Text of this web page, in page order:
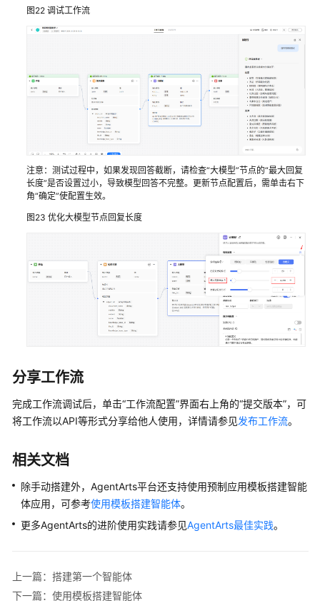
图22 调试工作流
注意：测试过程中，如果发现回答截断，请检查“大模型”节点的“最大回复
长度”是否设置过小，导致模型回答不完整。更新节点配置后，需单击右下
角“确定”使配置生效。
图23 优化大模型节点回复长度
分享工作流
完成工作流调试后，单击“工作流配置”界面右上角的“提交版本”，可
将工作流以API等形式分享给他人使用，详情请参见发布工作流。
相关文档
除手动搭建外，AgentArts平台还支持使用预制应用模板搭建智能
体应用，可参考使用模板搭建智能体。
更多AgentArts的进阶使用实践请参见AgentArts最佳实践。
上一篇：搭建第一个智能体
下一篇：使用模板搭建智能体